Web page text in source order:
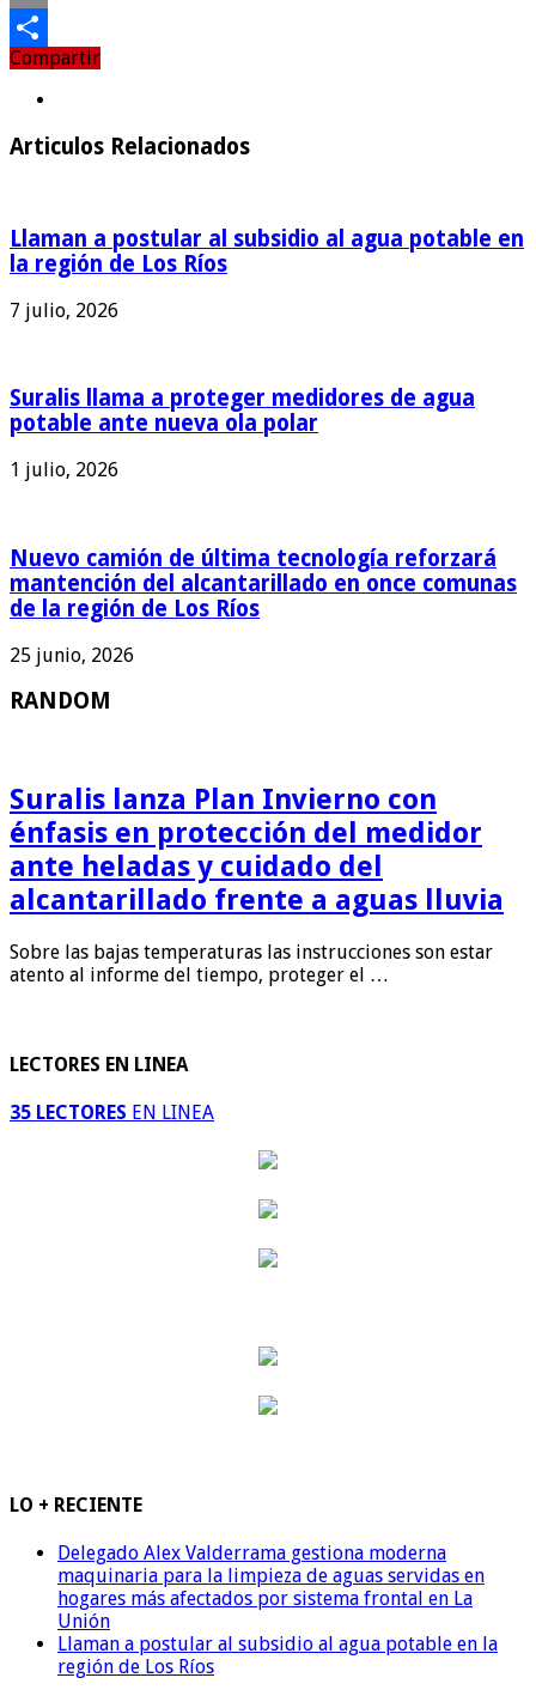
Email
Compartir
Compartir
Articulos Relacionados
Llaman a postular al subsidio al agua potable en
la región de Los Ríos
7 julio, 2026
Suralis llama a proteger medidores de agua
potable ante nueva ola polar
1 julio, 2026
Nuevo camión de última tecnología reforzará
mantención del alcantarillado en once comunas
de la región de Los Ríos
25 junio, 2026
RANDOM
Suralis lanza Plan Invierno con
énfasis en protección del medidor
ante heladas y cuidado del
alcantarillado frente a aguas lluvia
Sobre las bajas temperaturas las instrucciones son estar
atento al informe del tiempo, proteger el …
LECTORES EN LINEA
35 LECTORES EN LINEA
LO + RECIENTE
Delegado Alex Valderrama gestiona moderna
maquinaria para la limpieza de aguas servidas en
hogares más afectados por sistema frontal en La
Unión
Llaman a postular al subsidio al agua potable en la
región de Los Ríos